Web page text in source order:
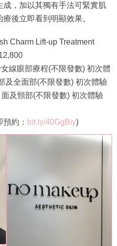
成，加以其獨有手法可緊實肌
後立即看到明顯效果。
Charm Lift-up Treatment
線眼部療程(不限發數) 初次體
及全面部(不限發數) 初次體驗
及頸部(不限發數) 初次體驗
預約： bit.ly/40GgBiy)